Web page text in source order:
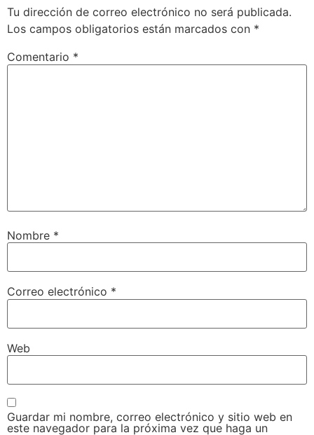
Tu dirección de correo electrónico no será publicada.
Los campos obligatorios están marcados con *
Comentario *
Nombre *
Correo electrónico *
Web
Guardar mi nombre, correo electrónico y sitio web en
este navegador para la próxima vez que haga un